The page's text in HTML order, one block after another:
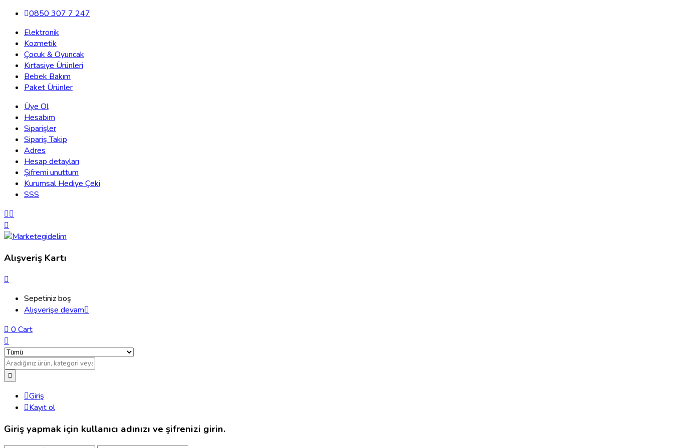
0850 307 7 247
Elektronik
Kozmetik
Çocuk & Oyuncak
Kırtasiye Ürünleri
Bebek Bakım
Paket Ürünler
Üye Ol
Hesabım
Siparişler
Sipariş Takip
Adres
Hesap detayları
Şifremi unuttum
Kurumsal Hediye Çeki
SSS
Alışveriş Kartı
Sepetiniz boş
Alışverişe devam
0Cart
Giriş
Kayıt ol
Giriş yapmak için kullanıcı adınızı ve şifrenizi girin.